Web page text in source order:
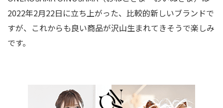
2022年2月22日に立ち上がった、比較的新しいブランドで
すが、これからも良い商品が沢山生まれてきそうで楽しみ
です。